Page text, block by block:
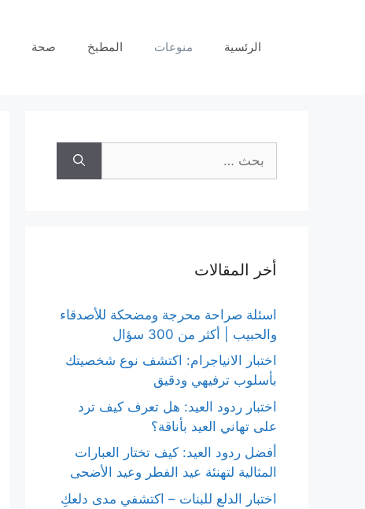
الرئسية منوعات المطبخ صحة
عن:
أخر المقالات
اسئلة صراحة محرجة ومضحكة للأصدقاء
والحبيب | أكثر من 300 سؤال
اختبار الانياجرام: اكتشف نوع شخصيتك
بأسلوب ترفيهي ودقيق
اختبار ردود العيد: هل تعرف كيف ترد
على تهاني العيد بأناقة؟
أفضل ردود العيد: كيف تختار العبارات
المثالية لتهنئة عيد الفطر وعيد الأضحى
اختبار الدلع للبنات – اكتشفي مدى دلعكِ